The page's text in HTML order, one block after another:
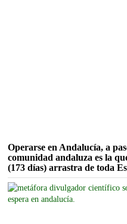
Operarse en Andalucía, a
comunidad andaluza es la
(173 días) arrastra de toda